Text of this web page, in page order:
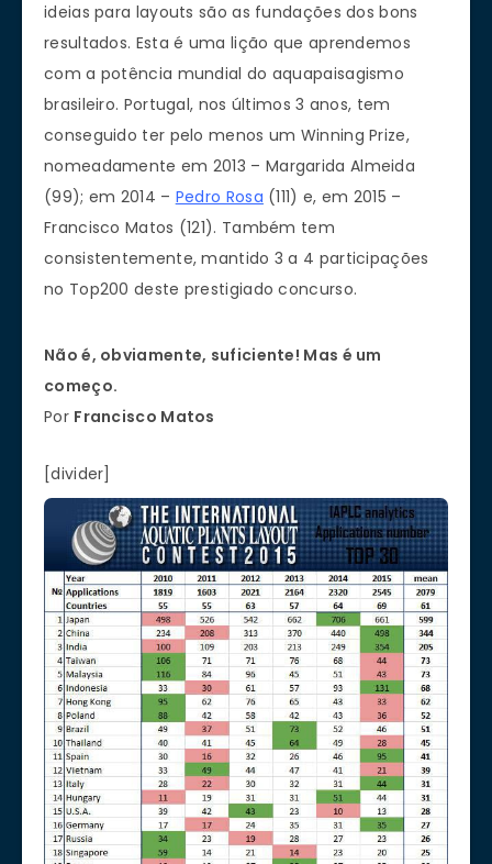
ideias para layouts são as fundações dos bons
resultados. Esta é uma lição que aprendemos
com a potência mundial do aquapaisagismo
brasileiro. Portugal, nos últimos 3 anos, tem
conseguido ter pelo menos um Winning Prize,
nomeadamente em 2013 – Margarida Almeida
(99); em 2014 – Pedro Rosa (111) e, em 2015 –
Francisco Matos (121). Também tem
consistentemente, mantido 3 a 4 participações
no Top200 deste prestigiado concurso.
Não é, obviamente, suficiente! Mas é um
começo.
Por Francisco Matos
[divider]